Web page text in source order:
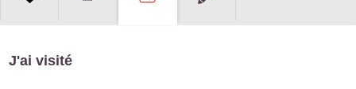
J'ai visité